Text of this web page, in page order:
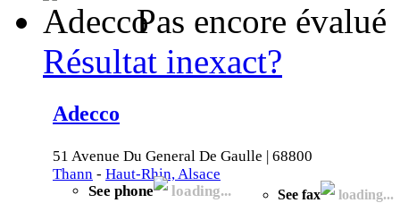
Pas encore évalué
Résultat inexact?
Adecco
51 Avenue Du General De Gaulle | 68800
Thann - Haut-Rhin, Alsace
See phone
loading... See fax loading...